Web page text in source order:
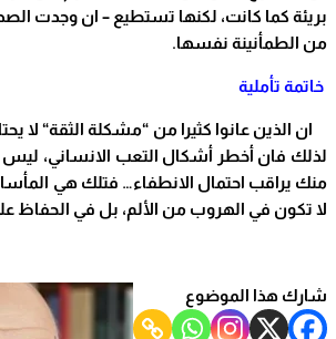
بريئة كما كانت، لكنها تستطيع – ان وجدت
من الطمأنينة نفسها.
خاتمة تأملية
ان الذين عانوا كثيرا من “مشكلة الثقة“ لا
لذلك فان أخطر أشكال التعب الانساني، ليس
منك يراقب احتمال الانطفاء… فتلك هي
لا تكون في الهروب من الألم، بل في الحفاظ
شارك هذا الموضوع